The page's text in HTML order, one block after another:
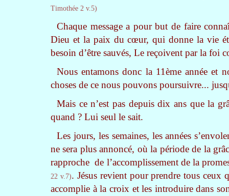
Timothée 2 v.5)
Chaque message a pour but de faire
Dieu et la paix du cœur, qui donne la vie
besoin d’être sauvés, Le reçoivent par la foi
Nous entamons donc la 11èmeannée et
choses de ce nous pouvons poursuivre...
Mais ce n’est pas depuis dix ans que la
quand ? Lui seul le sait.
Les jours, les semaines, les années
ne sera plus annoncé, où la période de la
rapproche de l’accomplissement de la
22 v.7). Jésus revient pour prendre tous
accomplie à la croix et les introduire dans